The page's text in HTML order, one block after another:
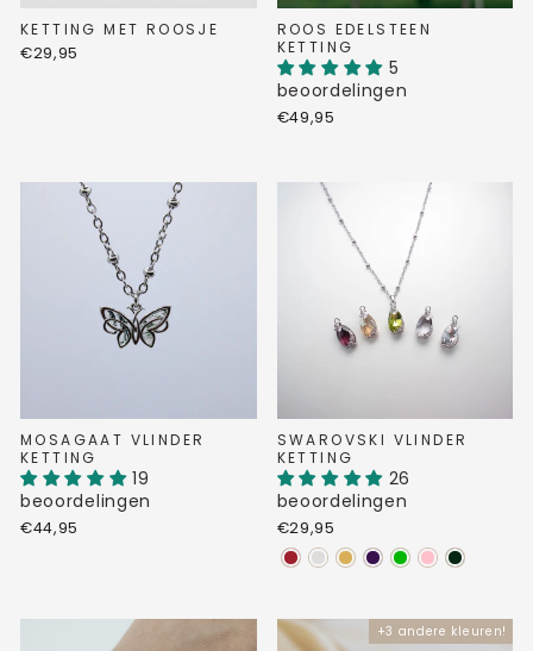
KETTING MET ROOSJE
€29,95
ROOS EDELSTEEN
KETTING
5
beoordelingen
€49,95
MOSAGAAT VLINDER
KETTING
19
beoordelingen
€44,95
SWAROVSKI VLINDER
KETTING
26
beoordelingen
€29,95
+3 andere kleuren!